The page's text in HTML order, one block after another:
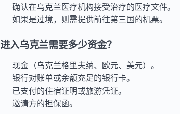
确认在乌克兰医疗机构接受治疗的医疗文件。
如果是过境，则需提供前往第三国的机票。
进入乌克兰需要多少资金？
现金（乌克兰格里夫纳、欧元、美元）。
银行对账单或余额充足的银行卡。
已支付的住宿证明或旅游凭证。
邀请方的担保函。